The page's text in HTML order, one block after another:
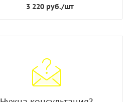
3 220 руб./шт